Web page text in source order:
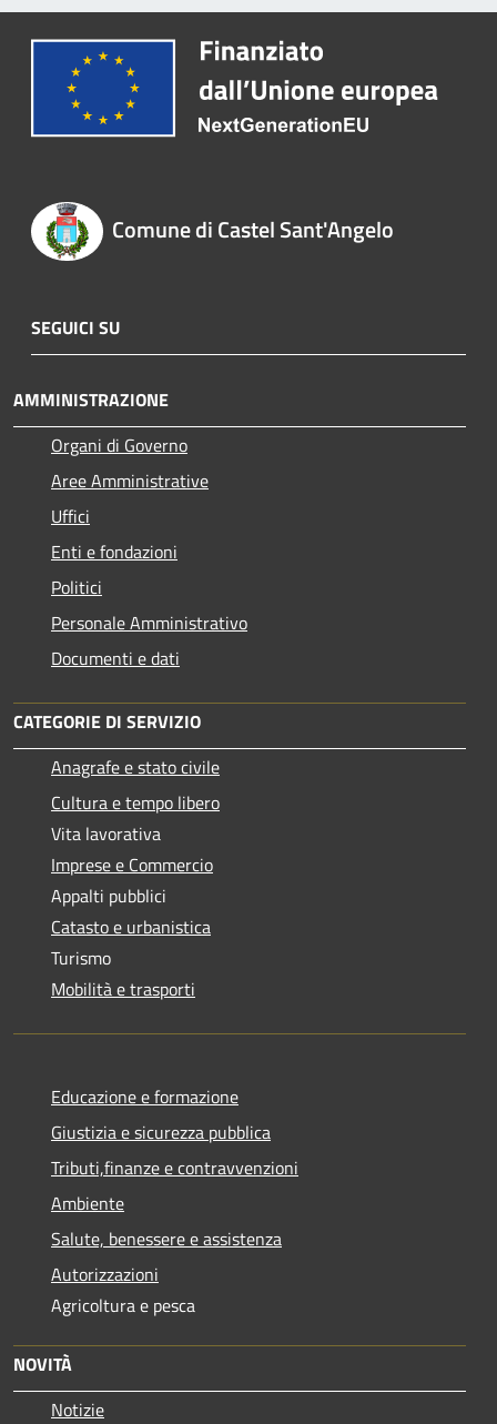
Comune di Castel Sant'Angelo
SEGUICI SU
AMMINISTRAZIONE
Organi di Governo
Aree Amministrative
Uffici
Enti e fondazioni
Politici
Personale Amministrativo
Documenti e dati
CATEGORIE DI SERVIZIO
Anagrafe e stato civile
Cultura e tempo libero
Vita lavorativa
Imprese e Commercio
Appalti pubblici
Catasto e urbanistica
Turismo
Mobilità e trasporti
Educazione e formazione
Giustizia e sicurezza pubblica
Tributi,finanze e contravvenzioni
Ambiente
Salute, benessere e assistenza
Autorizzazioni
Agricoltura e pesca
NOVITÀ
Notizie